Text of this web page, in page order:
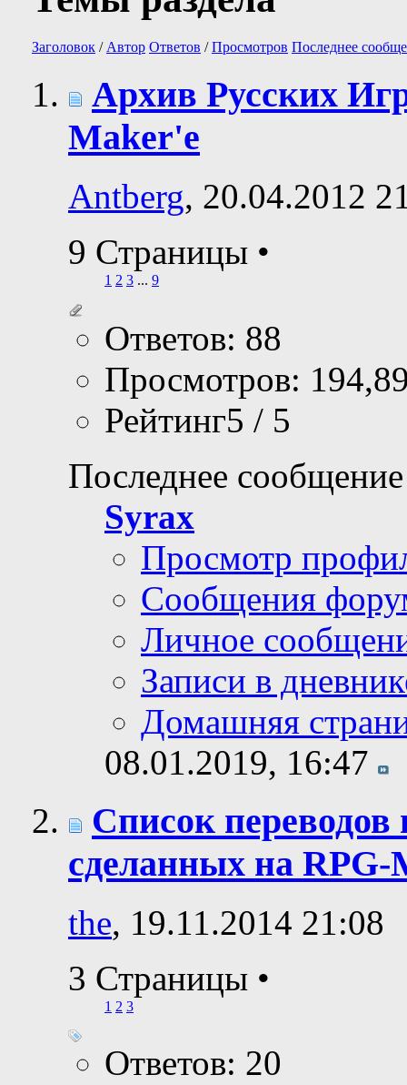
Заголовок / Автор Ответов /Просмотров Последнее
Архив Русских
Maker'е
Antberg, 20.04.2012
9 Страницы •
1 2 3 ... 9
Ответов: 88
Просмотров:
Рейтинг5 / 5
Последнее
Syrax
Просмотр
Сообщения
Личное
Записи в
Домашняя
08.01.2019, 16:47
Список переводов
сделанных на RPG-
the, 19.11.2014 21:08
3 Страницы •
1 2 3
Ответов: 20